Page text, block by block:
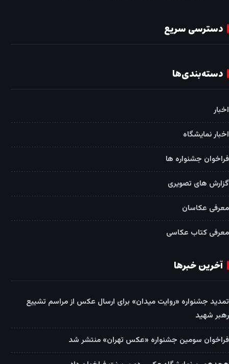
دسترسی سریع
دسته‌بندی‌ها
اخبار
اخبار نمایشگاه
فراخوان جشنواره ها
گزارش های تصویری
معرفی عکاسان
معرفی کتاب عکاسی
آخرین خبرها
تمدید جشنواره «روایت میدان» برای ارسال عکس از مراسم تشییع
رهبر شهید
فراخوان سومین جشنواره «عکس تهران» منتشر شد